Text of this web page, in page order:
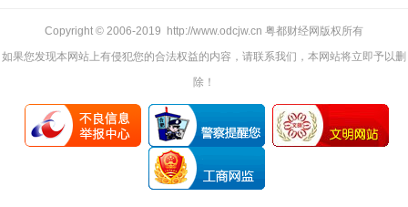
Copyright © 2006-2019 http://www.odcjw.cn 粤都财经网版权所有
如果您发现本网站上有侵犯您的合法权益的内容，请联系我们，本网站将立即予以删
除！